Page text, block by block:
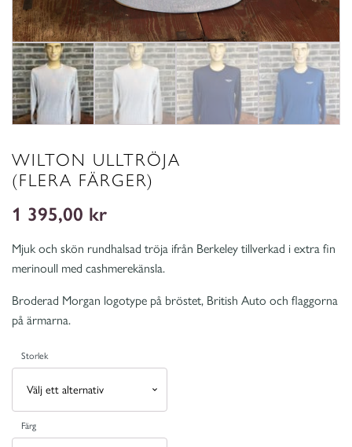
WILTON ULLTRÖJA
(FLERA FÄRGER)
1 395,00 kr
Mjuk och skön rundhalsad tröja ifrån Berkeley tillverkad i extra fin
merinoull med cashmerekänsla.
Broderad Morgan logotype på bröstet, British Auto och flaggorna
på ärmarna.
Storlek
Färg